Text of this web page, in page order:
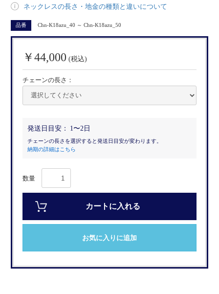
ネックレスの長さ・地金の種類と違いについて
品番 Chn-K18azu_40 ～ Chn-K18azu_50
￥44,000 (税込)
チェーンの長さ：
発送日目安： 1〜2日
チェーンの長さを選択すると発送日目安が変わります。
納期の詳細はこちら
数量
カートに入れる
お気に入りに追加